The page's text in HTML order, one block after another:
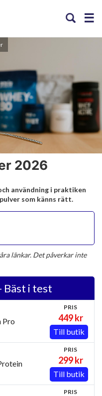
2026
användning i praktiken
som känns rätt.
länkar. Det påverkar inte
Bäst i test
Pro
PRIS
449 kr
Till butik
PRIS
299 kr
Till butik
PRIS